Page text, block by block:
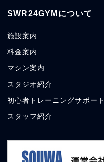
SWR24GYMについて
施設案内
料金案内
マシン案内
スタジオ紹介
初心者トレーニングサポート
スタッフ紹介